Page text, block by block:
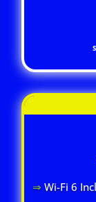
⇒ Wi-Fi 6